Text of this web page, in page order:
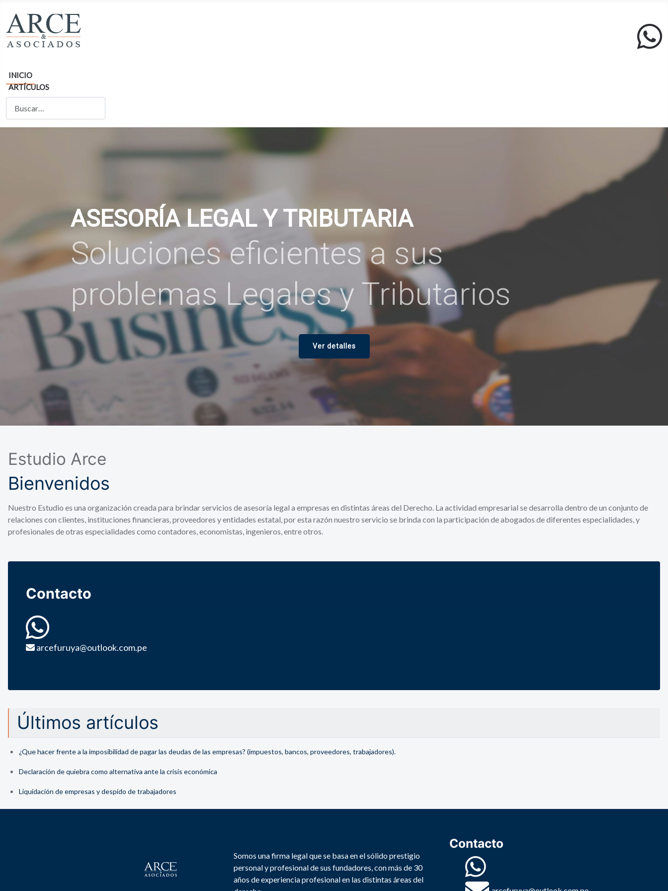
INICIO
ARTÍCULOS
ASESORÍA LEGAL Y TRIBUTARIA
Soluciones eficientes a sus
problemas Legales y Tributarios
Ver detalles
Estudio Arce
Bienvenidos
Nuestro Estudio es una organización creada para brindar servicios de asesoría legal a empresas en distintas áreas del Derecho. La actividad empresarial se desarrolla dentro de un conjunto de
relaciones con clientes, instituciones financieras, proveedores y entidades estatal, por esta razón nuestro servicio se brinda con la participación de abogados de diferentes especialidades, y
profesionales de otras especialidades como contadores, economistas, ingenieros, entre otros.
Contacto
arcefuruya@outlook.com.pe
Últimos artículos
¿Que hacer frente a la imposibilidad de pagar las deudas de las empresas? (impuestos, bancos, proveedores, trabajadores).
Declaración de quiebra como alternativa ante la crisis económica
Liquidación de empresas y despido de trabajadores
Somos una firma legal que se basa en el sólido prestigio
personal y profesional de sus fundadores, con más de 30
años de experiencia profesional en las distintas áreas del
Contacto